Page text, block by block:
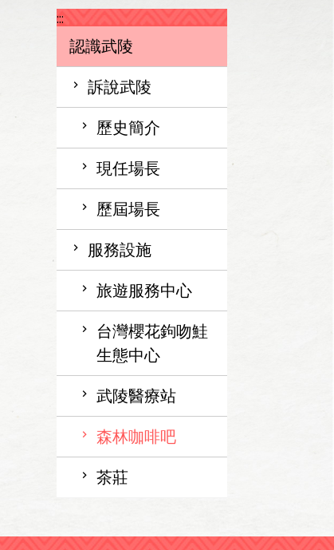
:::
認識武陵
訴說武陵
歷史簡介
現任場長
歷屆場長
服務設施
旅遊服務中心
台灣櫻花鉤吻鮭
生態中心
武陵醫療站
森林咖啡吧
茶莊